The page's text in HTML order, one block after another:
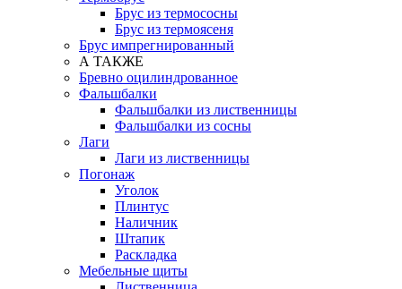
Брус из термососны
Брус из термоясеня
Брус импрегнированный
А ТАКЖЕ
Бревно оцилиндрованное
Фальшбалки
Фальшбалки из лиственницы
Фальшбалки из сосны
Лаги
Лаги из лиственницы
Погонаж
Уголок
Плинтус
Наличник
Штапик
Раскладка
Мебельные щиты